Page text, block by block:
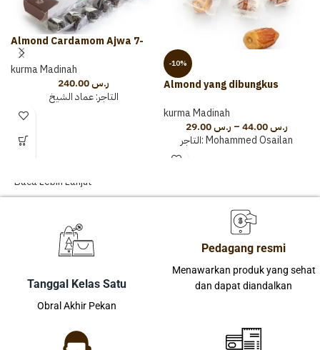
Almond Cardamom Ajwa 7-
count karton
kurma Madinah
ر.س
التاجر:عماد الشيخ
-10%
Almond yang dibungkus
kurma Madinah
ر.س29.00 – ر.س44.00
التاجر:Mohammed Osailan
Baca Lebih Lanjut
Tanggal Kelas Satu
Obral Akhir Pekan
Pedagang resmi
Menawarkan produk yang sehat
dan dapat diandalkan